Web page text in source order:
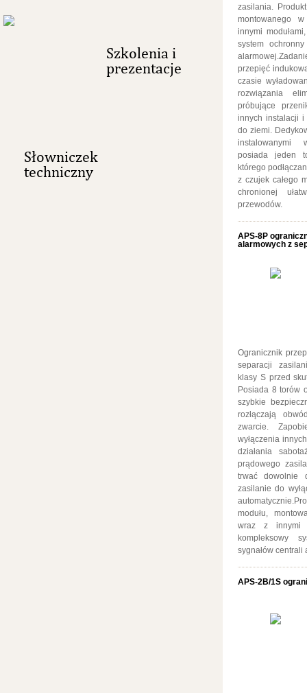
Szkolenia i
prezentacje
Słowniczek
techniczny
zasilania.
montowanego
innymi
system
przepięć
czasie
rozwiązania
próbujące
innych instalacji i
do ziemi.
instalowanymi
posiada jeden
którego
z czujek całego
chronionej
przewodów.
APS-8P
alarmowych z
Ogranicznik
separacji
klasy S przed
Posiada 8 torów
szybkie
rozłączają
zwarcie.
wyłączenia
działania
prądowego
trwać dowolnie
zasilanie do
modułu,
wraz z innymi
kompleksowy
sygnałów centrali
APS-2B/1S